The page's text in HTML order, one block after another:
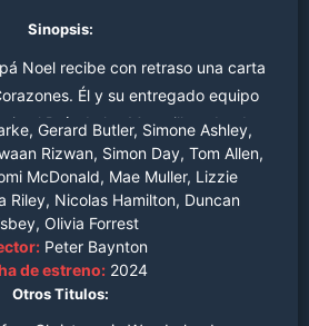
Sinopsis:
Noel recibe con retraso una carta
Él y su entregado equipo
el País de las Maravillas, donde
mezquina y miserable Reina de
odia todo lo relacionado con la
los regalos! ¿Podrá Papá Noel,
el Sombrerero Loco y la Liebre de
el verdadero significado de la
día antes de que sea demasiado
Gerard Butler, Simone Ashley,
Rizwan, Simon Day, Tom Allen,
McDonald, Mae Muller, Lizzie
Riley, Nicolas Hamilton, Duncan
Olivia Forrest
Peter Baynton
de estreno: 2024
Otros Titulos: